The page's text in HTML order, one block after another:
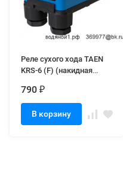
Реле сухого хода TAEN
KRS-6 (F) (накидная
790 ₽
В корзину